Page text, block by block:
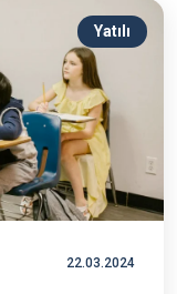
Yatılı
22.03.2024